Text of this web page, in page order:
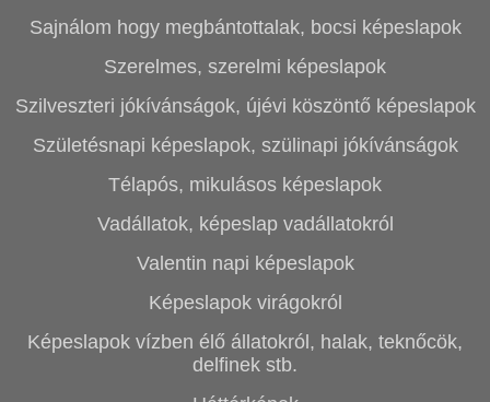
Sajnálom hogy megbántottalak, bocsi képeslapok
Szerelmes, szerelmi képeslapok
Szilveszteri jókívánságok, újévi köszöntő képeslapok
Születésnapi képeslapok, szülinapi jókívánságok
Télapós, mikulásos képeslapok
Vadállatok, képeslap vadállatokról
Valentin napi képeslapok
Képeslapok virágokról
Képeslapok vízben élő állatokról, halak, teknőcök,
delfinek stb.